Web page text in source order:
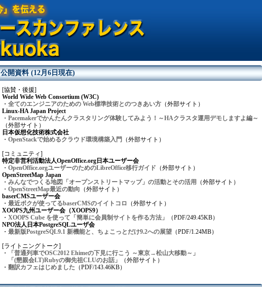
公開資料 (12月6日現在)
[協賛・後援]
World Wide Web Consortium (W3C)
・ 全てのエンジニアのための Web標準技術とのつきあい方 （外部サイト）
Linux-HA Japan Project
・ Pacemakerでかんたんクラスタリング体験してみよう！～HAクラスタ運用デモしますよ編～
（外部サイト）
日本仮想化技術株式会社
・ OpenStackで始めるクラウド環境構築入門
（外部サイト）
[コミュニティ]
特定非営利活動法人OpenOffice.org日本ユーザー会
・ OpenOffice.orgユーザーのためのLibreOffice移行ガイド （外部サイト）
OpenStreetMap Japan
・ みんなでつくる地図「オープンストリートマップ」の活動とその活用
（外部サイト）
・ OpenStreetMap最近の動向 （外部サイト）
baserCMSユーザー会
・ 最近ボクが使ってるbaserCMSのイイトコロ （外部サイト）
XOOPS九州ユーザー会（XOOPS9）
・ XOOPS Cube を使って「簡単に会員制サイトを作る方法」
（PDF/249.45KB）
NPO法人日本PostgreSQLユーザ会
・ 最新版PostgreSQL9.1 新機能と、ちょこっとだけ9.2への展望 （PDF/1.24MB）
[ライトニングトーク]
・
「普通列車でOSC2012 Ehimeの下見に行こう ～東京→松山大移動～」
「(懇親会LT)Rubyの御先祖CLUのお話」
（外部サイト）
・ 翻訳カフェはじめました （PDF/143.46KB）